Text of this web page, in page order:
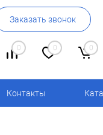
Заказать звонок
0 0 0
Контакты